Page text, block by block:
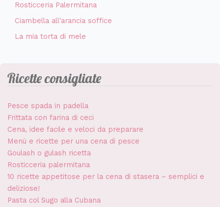
Rosticceria Palermitana
Ciambella all'arancia soffice
La mia torta di mele
Ricette consigliate
Pesce spada in padella
Frittata con farina di ceci
Cena, idee facile e veloci da preparare
Menù e ricette per una cena di pesce
Goulash o gulash ricetta
Rosticceria palermitana
10 ricette appetitose per la cena di stasera – semplici e
deliziose!
Pasta col Sugo alla Cubana